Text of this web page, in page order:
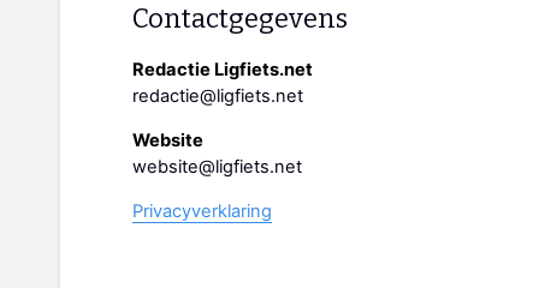
Contactgegevens
Redactie Ligfiets.net
redactie@ligfiets.net
Website
website@ligfiets.net
Privacyverklaring